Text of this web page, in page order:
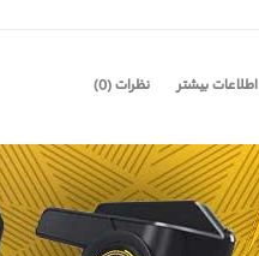
اطلاعات بیشتر نظرات (0)